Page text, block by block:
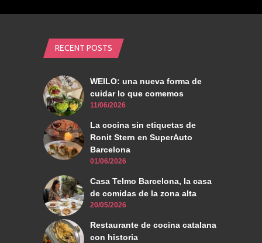
RECENT POSTS
WEILO: una nueva forma de
cuidar lo que comemos
11/06/2026
La cocina sin etiquetas de
Ronit Stern en SuperAuto
Barcelona
01/06/2026
Casa Telmo Barcelona, la casa
de comidas de la zona alta
20/05/2026
Restaurante de cocina catalana
con historia